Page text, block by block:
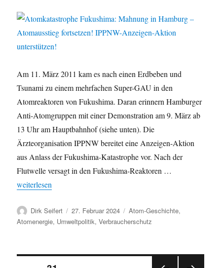
Am 11. März 2011 kam es nach einen Erdbeben und
Tsunami zu einem mehrfachen Super-GAU in den
Atomreaktoren von Fukushima. Daran erinnern Hamburger
Anti-Atomgruppen mit einer Demonstration am 9. März ab
13 Uhr am Hauptbahnhof (siehe unten). Die
Ärzteorganisation IPPNW bereitet eine Anzeigen-Aktion
aus Anlass der Fukushima-Katastrophe vor. Nach der
Flutwelle versagt in den Fukushima-Reaktoren …
„Atomkatastrophe Fukushima: Mahnung in Hamburg –
weiterlesen
Autor
Dirk Seifert
Veröffentlicht
am
27. Februar 2024 Kategorien
Atom-Geschichte,
Atomenergie, Umweltpolitik,Verbraucherschutz